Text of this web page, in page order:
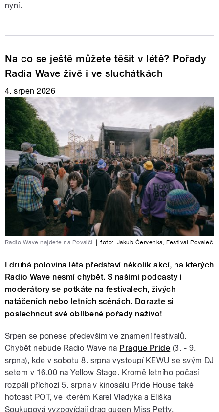
nyní.
Na co se ještě můžete těšit v létě? Pořady
Radia Wave živě i ve sluchátkách
4. srpen 2026
Radio Wave najdete na Povalči foto: Jakub Červenka, Festival Povaleč
I druhá polovina léta představí několik akcí, na kterých
Radio Wave nesmí chybět. S našimi podcasty i
moderátory se potkáte na festivalech, živých
natáčeních nebo letních scénách. Dorazte si
poslechnout své oblíbené pořady naživo!
Srpen se ponese především ve znamení festivalů.
Chybět nebude Radio Wave na Prague Pride (3. - 9.
srpna), kde v sobotu 8. srpna vystoupí KEWU se svým DJ
setem v 16.00 na Yellow Stage. Kromě letního počasí
rozpálí příchozí 5. srpna v kinosálu Pride House také
hotcast POT, ve kterém Karel Vladyka a Eliška
Soukupová vyzpovídají drag queen Miss Petty.